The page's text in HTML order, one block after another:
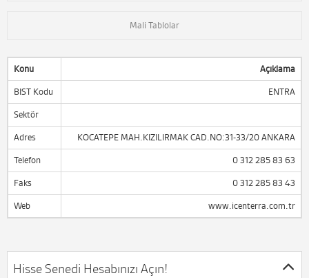
Mali Tablolar
Konu Açıklama
BIST Kodu ENTRA
Sektör
Adres KOCATEPE MAH.KIZILIRMAK CAD.NO:31-33/20 ANKARA
Telefon 0 312 285 83 63
Faks 0 312 285 83 43
Web www.icenterra.com.tr
Hisse Senedi Hesabınızı Açın!